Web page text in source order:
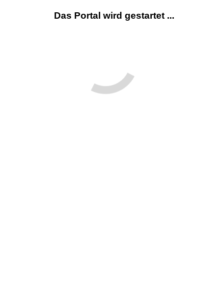
Das Portal wird gestartet ...